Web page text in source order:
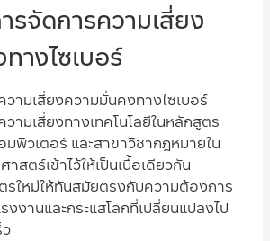
รจัดการความเสี่ยง
างไซเบอร์
ามเสี่ยงความมั่นคงทางไซเบอร์
ามเสี่ยงทางเทคโนโลยีในหลักสูตร
พิวเตอร์ และสาขาวิชากฎหมายใน
สตร์เข้าไว้ให้เป็นเนื้อเดียวกัน
รใหม่ให้ทันสมัยตรงกับความต้องการ
งานและกระแสโลกที่เปลี่ยนแปลงไป